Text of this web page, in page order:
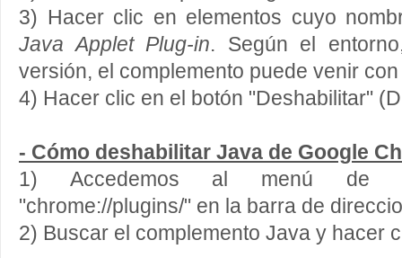
3) Hacer clic en elementos cuyo
Java Applet Plug-in. Según el
versión, el complemento puede venir
4) Hacer clic en el botón "Deshabilitar"
- Cómo deshabilitar Java de Google
1) Accedemos al menú de
"chrome://plugins/" en la barra de
2) Buscar el complemento Java y hacer